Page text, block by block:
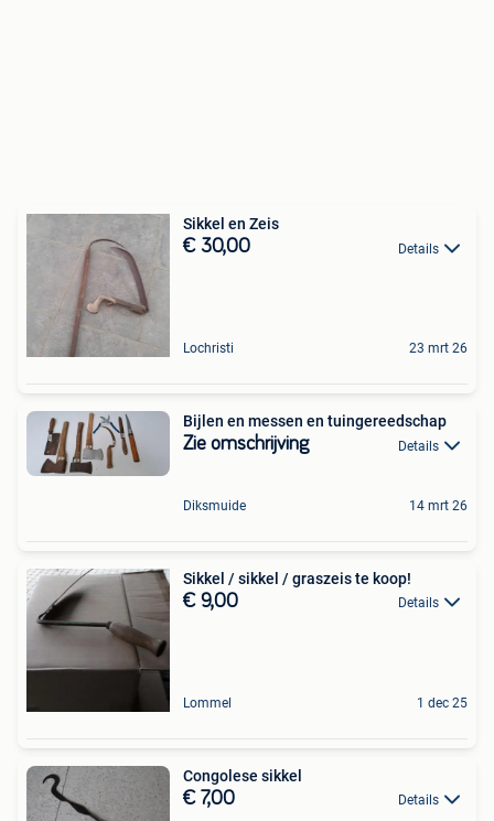
Sikkel en Zeis
€ 30,00 Details
Lochristi 23 mrt 26
Bijlen en messen en tuingereedschap
Zie omschrijving Details
Diksmuide 14 mrt 26
Sikkel / sikkel / graszeis te koop!
€ 9,00 Details
Lommel 1 dec 25
Congolese sikkel
€ 7,00 Details